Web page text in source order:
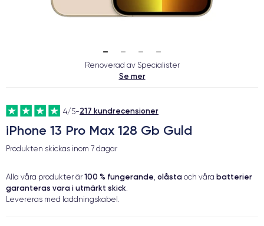
Renoverad av Specialister
Se mer
4/5-217 kundrecensioner
iPhone 13 Pro Max 128 Gb Guld
Produkten skickas inom 7 dagar
Alla våra produkter är 100 % fungerande, olåsta och våra batterier
garanteras vara i utmärkt skick.
Levereras med laddningskabel.